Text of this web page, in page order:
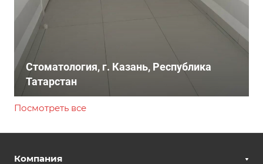
Стоматология, г. Казань, Республика
Татарстан
Посмотреть все
Компания